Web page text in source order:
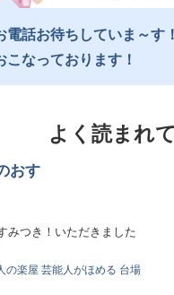
電話お待ちしていま～す
こなっております！
よく読まれ
おす
みつき！いただきました
の楽屋 芸能人がほめる 台場